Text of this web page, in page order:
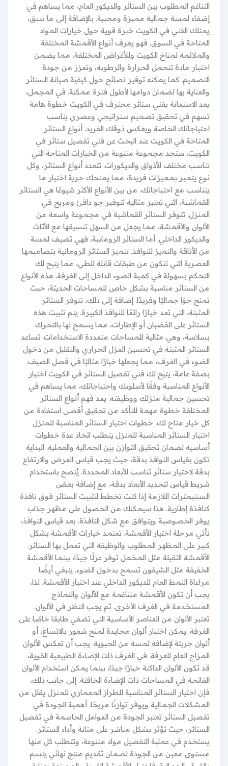
التناغم المطلوب بين الستائر والديكور العام، مما يساهم في
إضفاء لمسة جمالية مميزة ومحببة. بالإضافة إلى ما سبق،
يمتلك الفني في الكويت خبرة قوية حول خيارات المواد
المتاحة في السوق. فهو يعرف أنواع الأقمشة المختلفة
والملائمة لمناخ الكويت وللأغراض المختلفة، مما يضمن
اختيار مادة تتحمل الحرارة والرطوبة، وتعزز من جودة
التصميم. كما يمكنه توفير نصائح حول كيفية صيانة الستائر
والعناية بها لضمان دوامها لأطول فترة ممكنة. في المجمل،
يعد الاستعانة بفني ستائر محترف في الكويت خطوة هامة
تسهم في تحقيق تصميم ستراتيجي وعصري يناسب
احتياجاتك الخاصة ويعكس ذوقك الفريد. أنواع الستائر
المتاحة في الكويت عند البحث عن فني تفصيل ستائر في
الكويت، ستجد مجموعة متنوعة من الخيارات المتاحة التي
تناسب مختلف الأذواق والديكورات. تتعدد أنواع الستائر، وكل
نوع يتميز بمميزات فريدة، مما يمنحك حرية اختيار ما
يتناسب مع احتياجاتك. من بين الأنواع الأكثر شيوعًا هي الستائر
القماشية، التي تعتبر مثالية لتوفير جو دافئ ومريح في
المنزل. تتوفر الستائر القماشية في مجموعة واسعة من
الألوان والأقمشة، مما يجعل من السهل تنسيقها مع الأثاث
والديكور الداخلي. أما الستائر الرومانية، فهي تضيف لمسة
من الأناقة والتميز للنوافذ. تتميز الستائر الرومانية بتصاميمها
العصرية التي تتكون من طبقات قابلة للطي، مما يتيح لك
التحكم بسهولة في كمية الضوء الداخل إلى الغرفة. هذه الأنواع
من الستائر مناسبة بشكل خاص للمساحات الحديثة، حيث
تمنح جوًا جماليًا وفريدًا. إضافة إلى ذلك، تتوفر الستائر
المثبتة، التي تعد خيارًا رائعًا للنوافذ الكبيرة. يتم تثبيت هذه
الستائر على القضبان أو الإطارات، مما يسمح لها بالتحرك
بسلاسة، وهي مثالية للمساحات متعددة الاستخدامات. تساعد
الستائر المثبتة في تحسين العزل الحراري والتقليل من دخول
الضوء في الغرف، مما يجعلها خيارًا مثاليًا في فصل الصيف.
بصفة عامة، يتيح لك فني تفصيل الستائر في الكويت اختيار
الأنواع المناسبة وفقًا لأسلوبك واحتياجاتك، مما يساهم في
تحسين جمالية منزلك ووظيفته. يعد فهم أنواع الستائر
المختلفة خطوة مهمة للتأكد من تحقيق أقصى استفادة من
كل خيار متاح لك. خطوات اختيار الستائر المناسبة للمنزل
اختيار الستائر المناسبة للمنزل يتطلب اتخاذ عدة خطوات
أساسية لضمان تحقيق التوازن بين الجمالية والعملية. البداية
تكون بقياس النوافذ بدقة، حيث يجب قياس العرض والارتفاع
بدقة لاختيار ستائر تناسب الأبعاد المحددة. يُنصح باستخدام
شريط قياس لتحديد الأبعاد بدقة، مع إضافة بعض
السنتيمترات اللازمة إذا كنت تخطط لتثبيت الستائر فوق نافذة
كنافذة إطارية. هذا سيمكنك من الحصول على مظهر جذاب
يوفر الخصوصية ويتوافق مع شكل النافذة. بعد قياس النوافذ،
تأتي مرحلة اختيار الأقمشة. تعتمد خيارات الأقمشة بشكل
كبير على المظهر المطلوب والوظيفة التي تعمل بها الستائر.
الأقمشة الثقيلة مثل المخمل توفر عزلًا جيدًا، بينما الأقمشة
الخفيفة مثل الشيفون تسمح بدخول الضوء. ينبغي أيضًا
مراعاة النمط العام للديكور الداخلي عند اختيار الأقمشة. لذا،
يجب أن تكون الأقمشة متناغمة مع الألوان والنماذج
المستخدمة في الغرف الأخرى. ثم يجب النظر في الألوان.
تعتبر الألوان من العناصر الأساسية التي تضفي طابعًا خاصًا على
الغرفة. يمكن اختيار ألوان محايدة لمنح شعور بالاتساع، أو
ألوان جريئة لإضافة لمسة من الحيوية. يجب أن تعكس الألوان
المزاج العام للغرفة. في الغرف ذات الإضاءة الطبيعية القوية،
قد تكون الألوان الداكنة خيارًا جيدًا، بينما يمكن استخدام الألوان
الفاتحة في المساحات ذات الإضاءة الخافتة. إلى جانب ذلك،
فإن اختيار الستائر المناسبة للطراز المعماري للمنزل يقلل من
المشكلات الجمالية ويوفر توازنًا مريحًا. أهمية الجودة في
تفصيل الستائر تعتبر الجودة من العوامل الحاسمة في تفصيل
الستائر، حيث تؤثر بشكل مباشر على متانة وأداء الستائر.
يستخدم في عملية التفصيل مواد متنوعة، وتتطلب كل منها
مستوى معين من الجودة لضمان تقديم منتج نهائي يتسم